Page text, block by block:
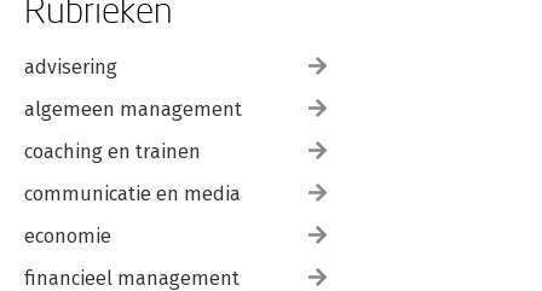
Rubrieken
advisering
algemeen management
coaching en trainen
communicatie en media
economie
financieel management